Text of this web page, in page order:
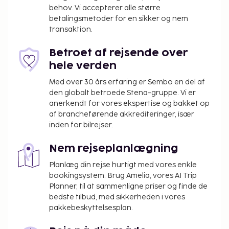
er Dubai (DXB-Dubai Intl.).
Gæsterne har blandt andet adgang til et døgnåbent
forretningscenter, gratis aviser i lobbyen og
er til rådighed på stedet. Der tilbydes fuld
spaservice, hvor du kan nyde massage. Du vil helt
sikkert værdsætte de rekreative faciliteter, som
omfatter et motionscenter, en udendørs pool og en
sauna. Andre faciliteter på dette hotel inkluderer
gratis trådløs internetadgang, concierge-tjenester
og babysitning (tillægsgebyr). Spis dig mæt i
internationale retter på Spices, som er en af dette
hotels 2 restauranter, eller bliv på værelset, og nyd
godt af roomservice døgnet
rundt.Morgenmadsbuffet tilbydes mod gebyr
dagligt fra kl. 06.30 til kl. 10.30.
Du vil blive bedt om at betale følgende på
behov. Vi accepterer alle større
betalingsmetoder for en sikker og nem
transaktion.
Betroet af rejsende over
hele verden
Med over 30 års erfaring er Sembo en del af
den globalt betroede Stena-gruppe. Vi er
anerkendt for vores ekspertise og bakket op
af brancheførende akkrediteringer, især
inden for bilrejser.
Nem rejseplanlægning
Planlæg din rejse hurtigt med vores enkle
bookingsystem. Brug Amelia, vores AI Trip
Planner, til at sammenligne priser og finde de
bedste tilbud, med sikkerheden i vores
pakkebeskyttelsesplan.